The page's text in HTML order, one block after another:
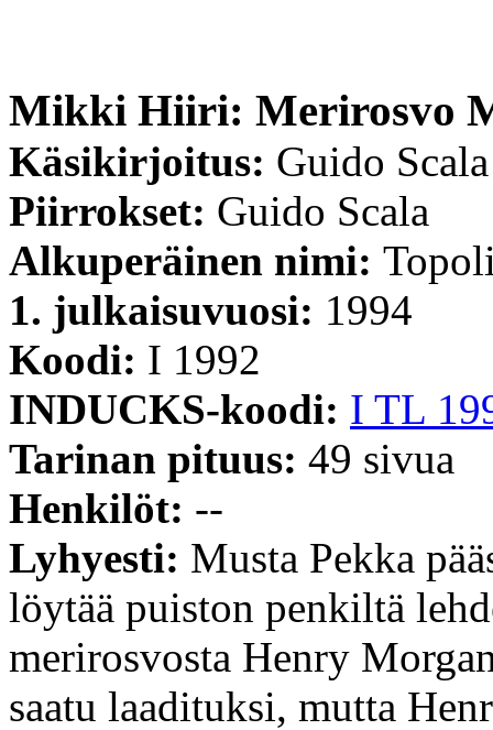
Mikki Hiiri: Merirosvo
Käsikirjoitus: Guido Scala
Piirrokset: Guido Scala
Alkuperäinen nimi:
1. julkaisuvuosi: 1994
Koodi: I 1992
INDUCKS-koodi: I TL
Tarinan pituus: 49 sivua
Henkilöt: --
Lyhyesti: Musta Pekka
löytää puiston penkiltä
merirosvosta Henry
saatu laadituksi, mutta